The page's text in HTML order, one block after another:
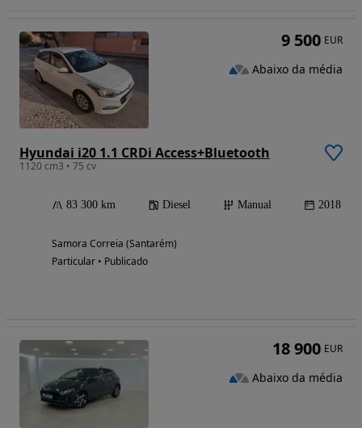
Hyundai i20 1.1 CRDi Access+Bluetooth
1120 cm3 • 75 cv
83 300 km Diesel Manual 2018
Samora Correia (Santarém)
Particular • Publicado
9 500 EUR
Abaixo da média
18 900 EUR
Abaixo da média